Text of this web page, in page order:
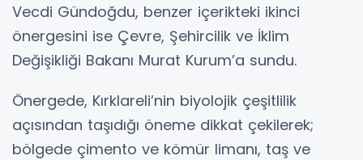
Vecdi Gündoğdu, benzer içerikteki ikinci
önergesini ise Çevre, Şehircilik ve İklim
Değişikliği Bakanı Murat Kurum’a sundu.
Önergede, Kırklareli’nin biyolojik çeşitlilik
açısından taşıdığı öneme dikkat çekilerek;
bölgede çimento ve kömür limanı, taş ve